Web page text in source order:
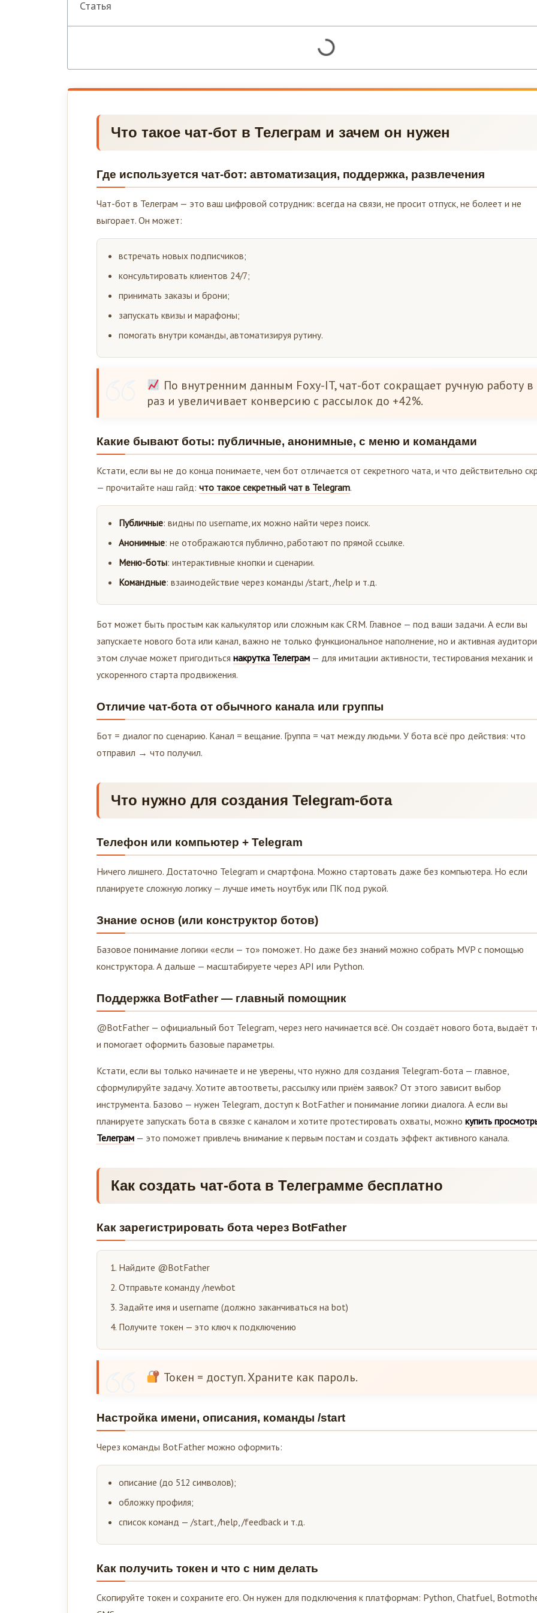
Статья
Что такое чат-бот в Телеграм и зачем он нужен
Где используется чат-бот: автоматизация, поддержка, развлечения
Чат-бот в Телеграм — это ваш цифровой сотрудник: всегда на связи, не просит отпуск, не болеет и не
выгорает. Он может:
встречать новых подписчиков;
консультировать клиентов 24/7;
принимать заказы и брони;
запускать квизы и марафоны;
помогать внутри команды, автоматизируя рутину.
По внутренним данным Foxy-IT, чат-бот сокращает ручную работу в
раз и увеличивает конверсию с рассылок до +42%.
Какие бывают боты: публичные, анонимные, с меню и командами
Кстати, если вы не до конца понимаете, чем бот отличается от секретного чата, и что действительно
— прочитайте наш гайд: что такое секретный чат в Telegram.
Публичные: видны по username, их можно найти через поиск.
Анонимные: не отображаются публично, работают по прямой ссылке.
Меню-боты: интерактивные кнопки и сценарии.
Командные: взаимодействие через команды /start, /help и т.д.
Бот может быть простым как калькулятор или сложным как CRM. Главное — под ваши задачи. А если вы
запускаете нового бота или канал, важно не только функциональное наполнение, но и активная
этом случае может пригодиться накрутка Телеграм — для имитации активности, тестирования механик и
ускоренного старта продвижения.
Отличие чат-бота от обычного канала или группы
Бот = диалог по сценарию. Канал = вещание. Группа = чат между людьми. У бота всё про действия: что
отправил → что получил.
Что нужно для создания Telegram-бота
Телефон или компьютер + Telegram
Ничего лишнего. Достаточно Telegram и смартфона. Можно стартовать даже без компьютера. Но если
планируете сложную логику — лучше иметь ноутбук или ПК под рукой.
Знание основ (или конструктор ботов)
Базовое понимание логики «если — то» поможет. Но даже без знаний можно собрать MVP с помощью
конструктора. А дальше — масштабируете через API или Python.
Поддержка BotFather — главный помощник
@BotFather — официальный бот Telegram, через него начинается всё. Он создаёт нового бота, выдаёт
и помогает оформить базовые параметры.
Кстати, если вы только начинаете и не уверены, что нужно для создания Telegram-бота — главное,
сформулируйте задачу. Хотите автоответы, рассылку или приём заявок? От этого зависит выбор
инструмента. Базово — нужен Telegram, доступ к BotFather и понимание логики диалога. А если вы
планируете запускать бота в связке с каналом и хотите протестировать охваты, можно купить
Телеграм — это поможет привлечь внимание к первым постам и создать эффект активного канала.
Как создать чат-бота в Телеграмме бесплатно
Как зарегистрировать бота через BotFather
Найдите @BotFather
Отправьте команду /newbot
Задайте имя и username (должно заканчиваться на bot)
Получите токен — это ключ к подключению
Токен = доступ. Храните как пароль.
Настройка имени, описания, команды /start
Через команды BotFather можно оформить:
описание (до 512 символов);
обложку профиля;
список команд — /start, /help, /feedback и т.д.
Как получить токен и что с ним делать
Скопируйте токен и сохраните его. Он нужен для подключения к платформам: Python, Chatfuel,